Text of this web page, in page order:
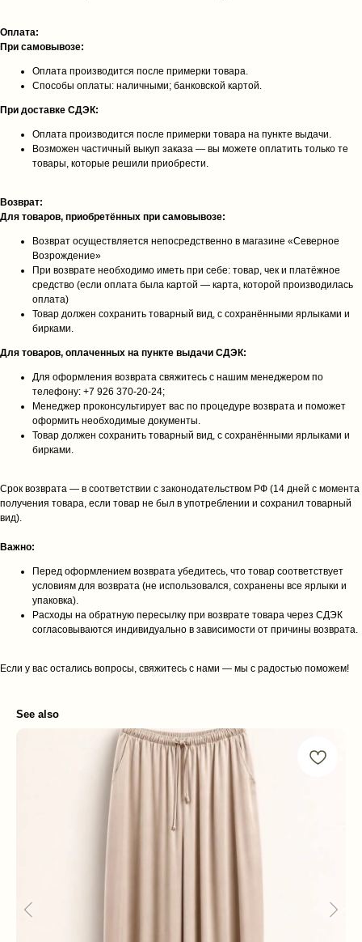
Оплата:
При самовывозе:
Оплата производится после примерки товара.
Способы оплаты: наличными; банковской картой.
При доставке СДЭК:
Оплата производится после примерки товара на пункте выдачи.
Возможен частичный выкуп заказа — вы можете оплатить только те
товары, которые решили приобрести.
Возврат:
Для товаров, приобретённых при самовывозе:
Возврат осуществляется непосредственно в магазине «Северное
Возрождение»
При возврате необходимо иметь при себе: товар, чек и платёжное
средство (если оплата была картой — карта, которой производилась
оплата)
Товар должен сохранить товарный вид, с сохранёнными ярлыками и
бирками.
Для товаров, оплаченных на пункте выдачи СДЭК:
Для оформления возврата свяжитесь с нашим менеджером по
телефону: +7 926 370‑20‑24;
Менеджер проконсультирует вас по процедуре возврата и поможет
оформить необходимые документы.
Товар должен сохранить товарный вид, с сохранёнными ярлыками и
бирками.
Срок возврата — в соответствии с законодательством РФ (14 дней с момента
получения товара, если товар не был в употреблении и сохранил товарный
вид).
Важно:
Перед оформлением возврата убедитесь, что товар соответствует
условиям для возврата (не использовался, сохранены все ярлыки и
упаковка).
Расходы на обратную пересылку при возврате товара через СДЭК
согласовываются индивидуально в зависимости от причины возврата.
Если у вас остались вопросы, свяжитесь с нами — мы с радостью поможем!
See also